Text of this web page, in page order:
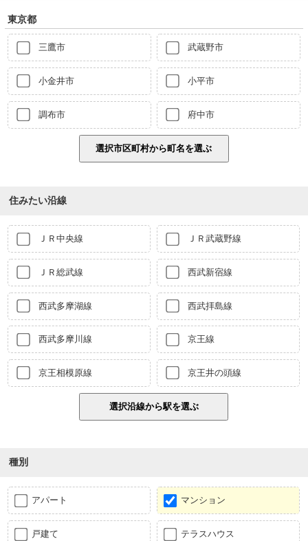
東京都
三鷹市 武蔵野市
小金井市 小平市
調布市 府中市
住みたい沿線
ＪＲ中央線 ＪＲ武蔵野線
ＪＲ総武線 西武新宿線
西武多摩湖線 西武拝島線
西武多摩川線 京王線
京王相模原線 京王井の頭線
種別
アパート マンション
戸建て テラスハウス